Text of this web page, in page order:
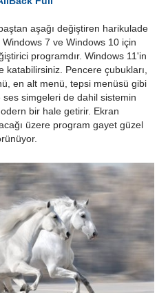
aşağı değiştiren harikulade
7 ve Windows 10 için
programdır. Windows 11'in
Pencere çubukları,
en alt menü, tepsi menüsü gibi
ses simgeleri de dahil sistemin
bir hale getirir. Ekran
üzere program gayet güzel